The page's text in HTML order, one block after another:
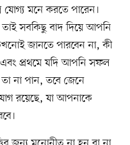
মনে করতে পারেন।
তাই সবকিছু বাদ দিয়ে আপনি
জানতে পারবেন না, কী
প্রথমে যদি আপনি সফল
না পান, তবে জেনে
রয়েছে, যা আপনাকে